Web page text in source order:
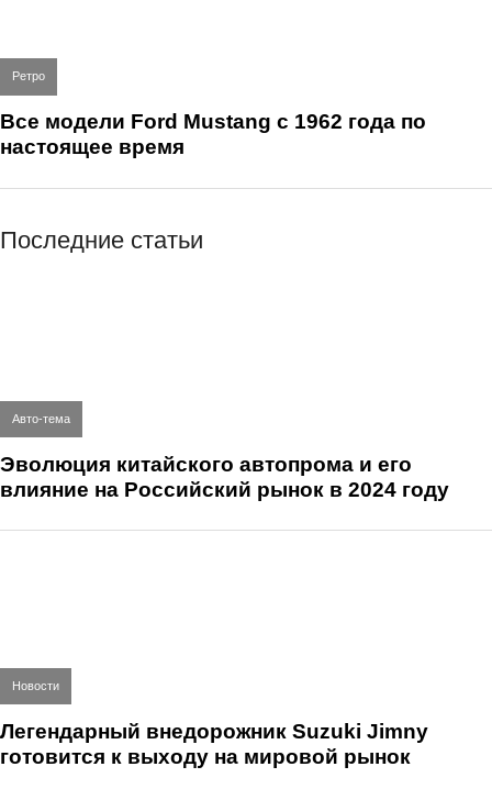
Ретро
Все модели Ford Mustang с 1962 года по
настоящее время
Последние статьи
Авто-тема
Эволюция китайского автопрома и его
влияние на Российский рынок в 2024 году
Новости
Легендарный внедорожник Suzuki Jimny
готовится к выходу на мировой рынок